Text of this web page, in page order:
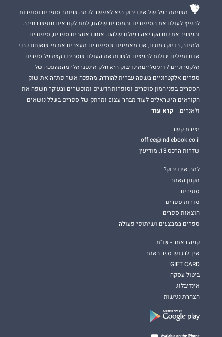
משימת העל של אינדיבוק היא לאפשר לכמה שיותר סופרים וסופרות
להפיץ לעולם את הסיפורים והמסרים שלהם, לתת לקוראים חופש בחירה
והעשיר את כוח הקריאה בעולם שלהם. אנחנו אוהבים ספרים, סיפורים
ולמידה, בדיוק כמוכם, אנו מאמינים שסיפורים מעצבים את מי שאנחנו כבני
אדם ומילים יכולות להעצים ולשנות את העולם שסביבנו.קצת על ספרים
אלקטרוניים / דיגיטלייםאינדיבוק היא חלק אינטגראלי מהמהפכה של
ספרים אלקטרוניים בשפה עברית להורדה, מהפכה אשר פתחה את שוק
הספרים בפני המון סופרים וסופרות חדשים ומוכשרים ובעיקר חשפה את
הקוראים הישראלים לעוד מבחר עצום ומרתק של ספרים בשלל נושאים
וז'אנרים.
קרא עוד
יצירת קשר
office@indiebook.co.il
שדרות הרכס 13, מודיעין
למה אינדיבוק?
תקנון האתר
סופרים
סדרות ספרים
הוצאות ספרים
ספרים במבצעים ושיתופי פעולה
קניה באתר - שו"ת
איך לרכוש ספר באתר
GIFT CARD
ביטול עסקה
אינדיבלוג
הצהרת נגישות